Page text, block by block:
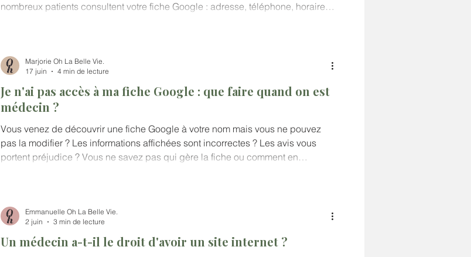
nombreux patients consultent votre fiche Google : adresse, téléphone, horaires,
Je n'ai pas accès à ma fiche Google : que faire quand on est
médecin ?
Vous venez de découvrir une fiche Google à votre nom mais vous ne pouvez
pas la modifier ? Les informations affichées sont incorrectes ? Les avis vous
portent préjudice ? Vous ne savez pas qui gère la fiche ou comment en
Marjorie Oh La Belle Vie.
17 juin
4 min de lecture
Un médecin a-t-il le droit d'avoir un site internet ?
Emmanuelle Oh La Belle Vie.
2 juin
3 min de lecture